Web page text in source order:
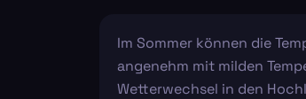
Im Sommer können die
angenehm mit milden
Wetterwechsel in den